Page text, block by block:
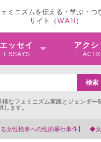
ミニズムを伝える・学ぶ・つ
サイト（WAN ）
エッセイ
ESSAYS
アクシ
なフェミニズム実践とジェンダー
ます。